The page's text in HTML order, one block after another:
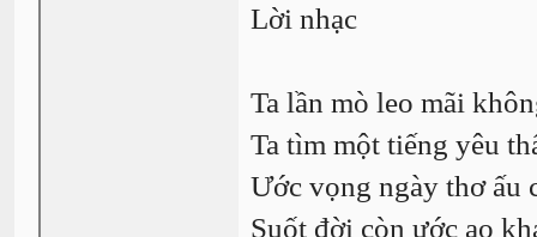
Lời nhạc
Ta lần mò leo mãi
Ta tìm một tiếng yêu
Ước vọng ngày thơ ấu
Suốt đời còn ước ao